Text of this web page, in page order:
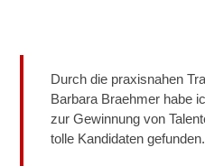
Durch die praxisnahen
Barbara Braehmer habe
zur Gewinnung von
tolle Kandidaten gefunden.